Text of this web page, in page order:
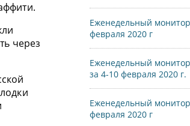
через
Еженедельный
февраля 2020 г
Еженедельный
за 4-10 февраля 2020 г.
Еженедельный
февраля 2020 г